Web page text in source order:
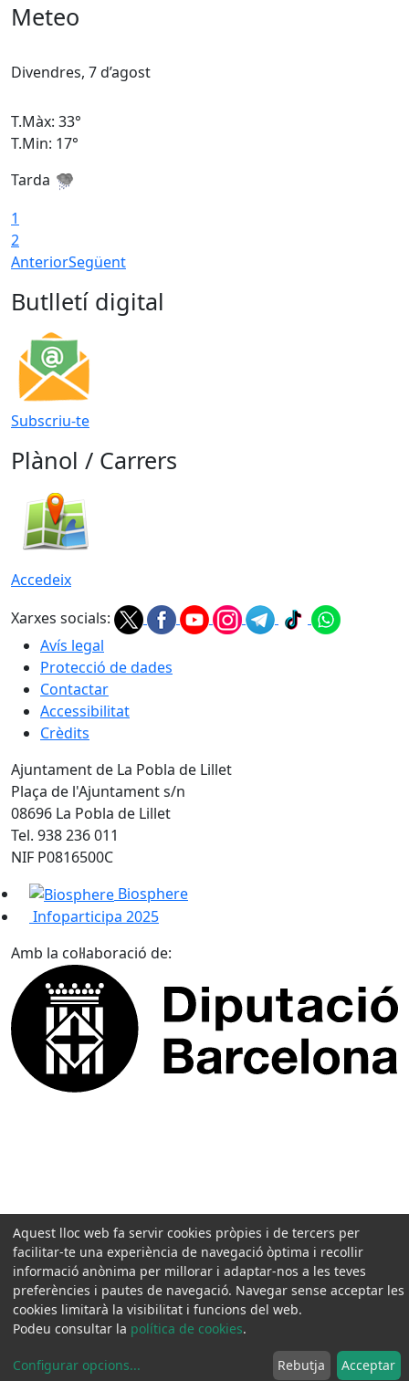
Meteo
Divendres, 7 d’agost
T.Màx: 33°
T.Min: 17°
Tarda
1
2
AnteriorSegüent
Butlletí digital
Subscriu-te
Plànol / Carrers
Accedeix
Xarxes socials:
Avís legal
Protecció de dades
Contactar
Accessibilitat
Crèdits
Ajuntament de La Pobla de Lillet
Plaça de l'Ajuntament s/n
08696 La Pobla de Lillet
Tel. 938 236 011
NIF P0816500C
Biosphere
Infoparticipa 2025
Amb la col·laboració de:
Aquest lloc web fa servir cookies pròpies i de tercers per
facilitar-te una experiència de navegació òptima i recollir
informació anònima per millorar i adaptar-nos a les teves
preferències i pautes de navegació. Navegar sense acceptar les
cookies limitarà la visibilitat i funcions del web.
Podeu consultar la política de cookies.
Configurar opcions... Rebutja Acceptar